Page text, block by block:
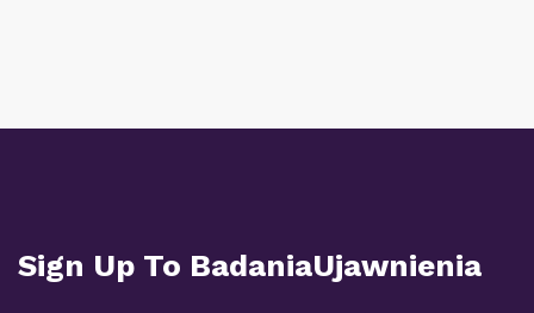
Sign Up To BadaniaUjawnienia